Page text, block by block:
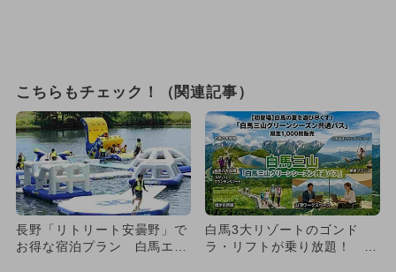
こちらもチェック！（関連記事）
長野「リトリート安曇野」で
お得な宿泊プラン 白馬エリ
白馬3大リゾートのゴンド
ラ・リフトが乗り放題！ 限